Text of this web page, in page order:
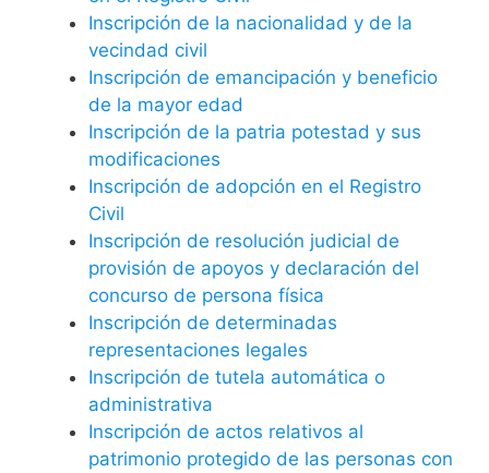
Inscripción de la nacionalidad y de la
vecindad civil
Inscripción de emancipación y beneficio
de la mayor edad
Inscripción de la patria potestad y sus
modificaciones
Inscripción de adopción en el Registro
Civil
Inscripción de resolución judicial de
provisión de apoyos y declaración del
concurso de persona física
Inscripción de determinadas
representaciones legales
Inscripción de tutela automática o
administrativa
Inscripción de actos relativos al
patrimonio protegido de las personas con